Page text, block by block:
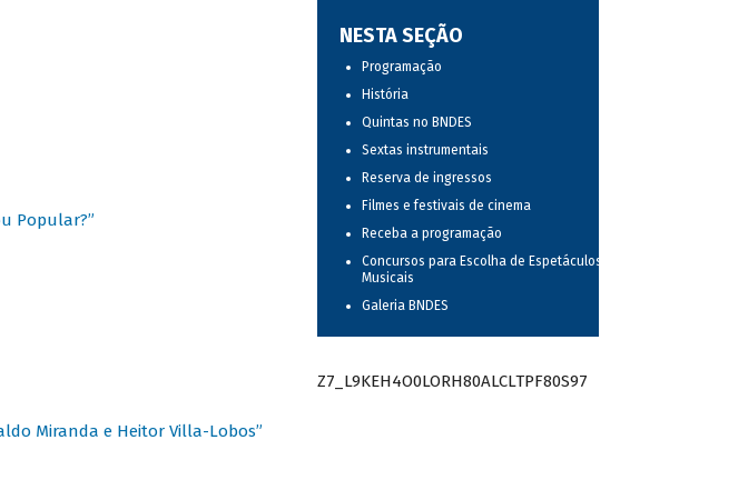
Popular?”
Miranda e Heitor Villa-Lobos”
NESTA SEÇÃO
Programação
História
Quintas no BNDES
Sextas instrumentais
Reserva de ingressos
Filmes e festivais de cinema
Receba a programação
Concursos para Escolha de Espetáculos
Musicais
Galeria BNDES
Z7_L9KEH4O0LORH80ALCLTPF80S97